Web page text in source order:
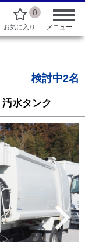
0
お気に入り メニュー
検討中2名
汚水タンク